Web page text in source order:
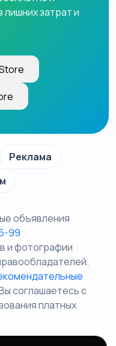
затрат и
Реклама
объявления
99
и фотографии
соглашаетесь c
платных
сервиса